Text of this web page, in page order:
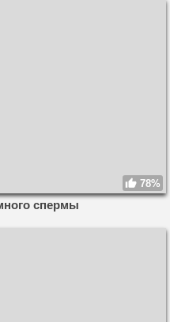
78%
спермы